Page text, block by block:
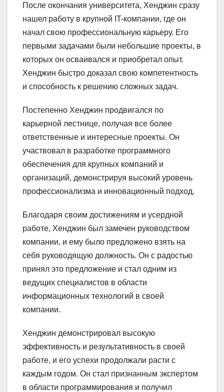
После окончания университета, Хенджин сразу
нашел работу в крупной IT-компании, где он
начал свою профессиональную карьеру. Его
первыми задачами были небольшие проекты, в
которых он осваивался и приобретал опыт.
Хенджин быстро доказал свою компетентность
и способность к решению сложных задач.
Постепенно Хенджин продвигался по
карьерной лестнице, получая все более
ответственные и интересные проекты. Он
участвовал в разработке программного
обеспечения для крупных компаний и
организаций, демонстрируя высокий уровень
профессионализма и инновационный подход.
Благодаря своим достижениям и усердной
работе, Хенджин был замечен руководством
компании, и ему было предложено взять на
себя руководящую должность. Он с радостью
принял это предложение и стал одним из
ведущих специалистов в области
информационных технологий в своей
компании.
Хенджин демонстрировал высокую
эффективность и результативность в своей
работе, и его успехи продолжали расти с
каждым годом. Он стал признанным экспертом
в области программирования и получил